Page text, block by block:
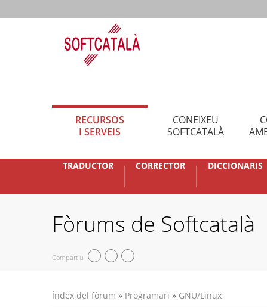
RECURSOS
I SERVEIS
CONEIXEU
SOFTCATALÀ
TRADUCTOR CORRECTOR DICCIONARIS
Fòrums de Softcatalà
Compartiu
Índex del fòrum » Programari » GNU/Linux